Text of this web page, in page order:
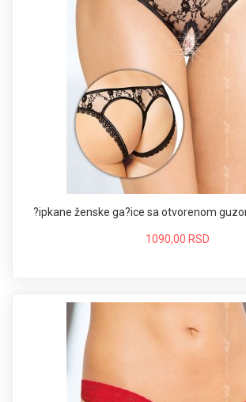
?ipkane ženske ga?ice sa otvorenom
1090,00 RSD